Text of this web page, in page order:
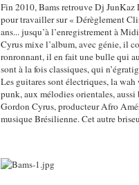
Fin 2010, Bams retrouve Dj
pour travailler sur « Dérèglement
ans... jusqu’à l’enregistrement à
Cyrus mixe l’album, avec génie, il
ronronnant, il en fait une bulle qui
sont à la fois classiques, qui
Les guitares sont électriques, la wah
punk, aux mélodies orientales,
Gordon Cyrus, producteur Afro
musique Brésilienne. Cet autre